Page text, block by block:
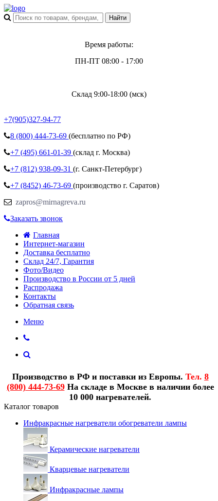
Время работы:
ПН-ПТ 08:00 - 17:00
Склад 9:00-18:00 (мск)
+7(905)327-94-77
8 (800) 444-73-69 (бесплатно по РФ)
+7 (495) 661-01-39 (склад г. Москва)
+7 (812) 938-09-31 (г. Санкт-Петербург)
+7 (8452) 46-73-69 (производство г. Саратов)
zapros@mirnagreva.ru
Заказать звонок
Главная
Интернет-магазин
Доставка бесплатно
Склад 24/7, Гарантия
Фото/Видео
Производство в России от 5 дней
Распродажа
Контакты
Обратная связь
Меню
Производство в РФ и поставки из Европы. Тел. 8
(800) 444-73-69На складе в Москве в наличии более
10 000 нагревателей.
Каталог товаров
Инфракрасные нагреватели обогреватели лампы
Керамические нагреватели
Кварцевые нагреватели
Инфракрасные лампы